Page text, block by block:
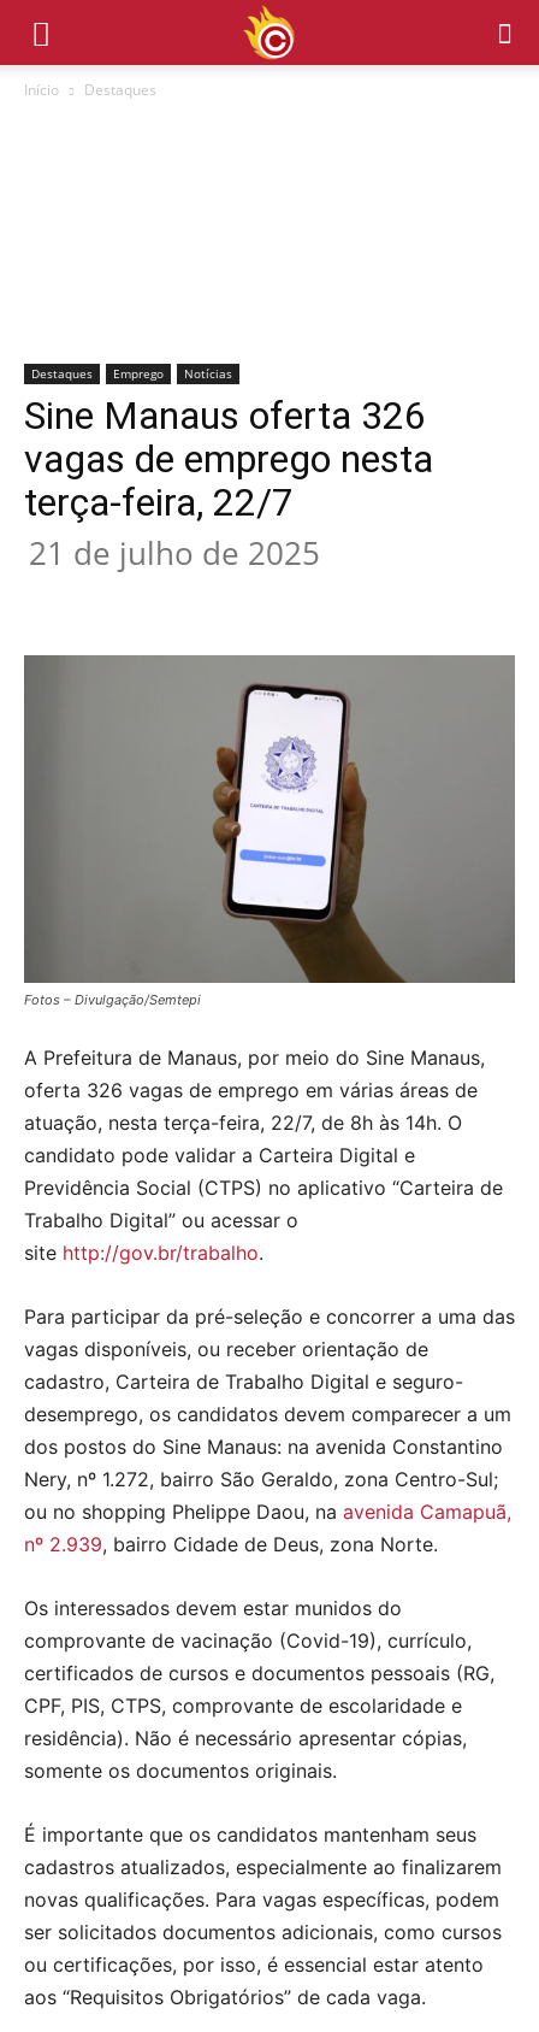
Início Destaques
Destaques Emprego Notícias
Sine Manaus oferta 326
vagas de emprego nesta
terça-feira, 22/7
21 de julho de 2025
Fotos – Divulgação/Semtepi
A Prefeitura de Manaus, por meio do Sine Manaus,
oferta 326 vagas de emprego em várias áreas de
atuação, nesta terça-feira, 22/7, de 8h às 14h. O
candidato pode validar a Carteira Digital e
Previdência Social (CTPS) no aplicativo “Carteira de
Trabalho Digital” ou acessar o
site http://gov.br/trabalho.
Para participar da pré-seleção e concorrer a uma das
vagas disponíveis, ou receber orientação de
cadastro, Carteira de Trabalho Digital e seguro-
desemprego, os candidatos devem comparecer a um
dos postos do Sine Manaus: na avenida Constantino
Nery, nº 1.272, bairro São Geraldo, zona Centro-Sul;
ou no shopping Phelippe Daou, na avenida Camapuã,
nº 2.939, bairro Cidade de Deus, zona Norte.
Os interessados devem estar munidos do
comprovante de vacinação (Covid-19), currículo,
certificados de cursos e documentos pessoais (RG,
CPF, PIS, CTPS, comprovante de escolaridade e
residência). Não é necessário apresentar cópias,
somente os documentos originais.
É importante que os candidatos mantenham seus
cadastros atualizados, especialmente ao finalizarem
novas qualificações. Para vagas específicas, podem
ser solicitados documentos adicionais, como cursos
ou certificações, por isso, é essencial estar atento
aos “Requisitos Obrigatórios” de cada vaga.